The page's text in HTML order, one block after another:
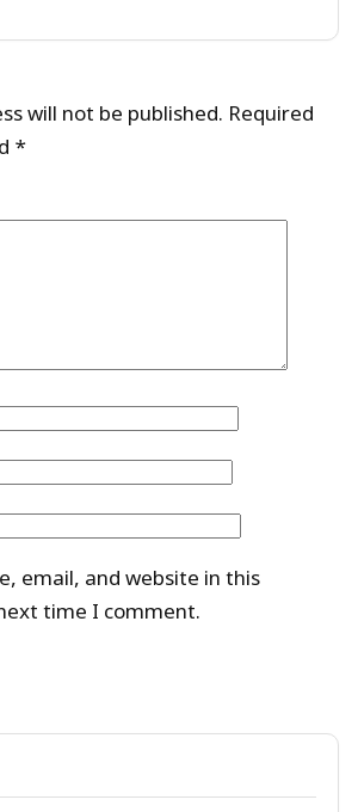
will not be published. Required
*
email, and website in this
time I comment.